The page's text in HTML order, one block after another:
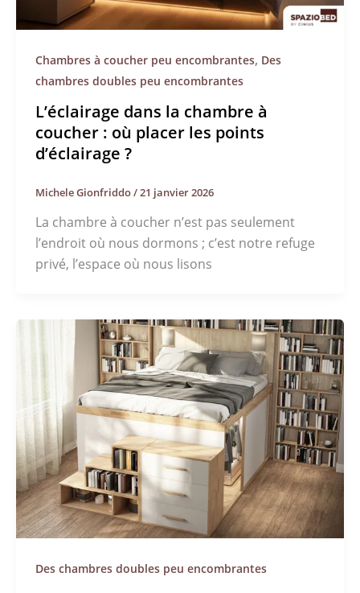
Chambres à coucher peu encombrantes, Des
chambres doubles peu encombrantes
L’éclairage dans la chambre à
coucher : où placer les points
d’éclairage ?
Michele Gionfriddo/21 janvier 2026
La chambre à coucher n’est pas seulement
l’endroit où nous dormons ; c’est notre refuge
privé, l’espace où nous lisons
Des chambres doubles peu encombrantes